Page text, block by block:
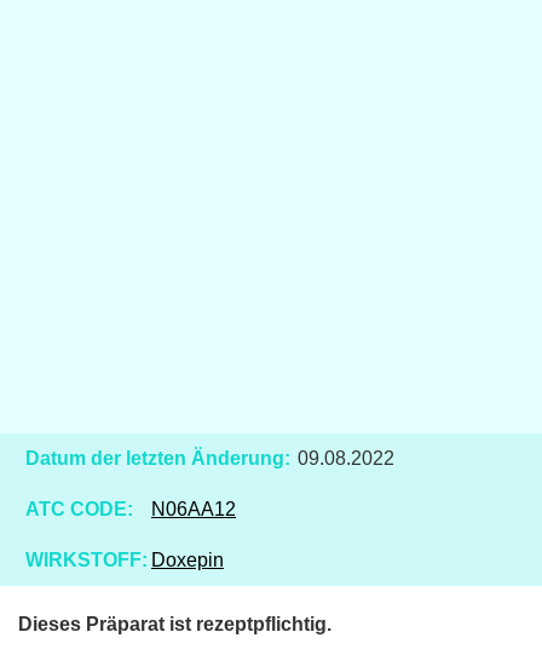
Datum der letzten Änderung: 09.08.2022
ATC CODE: N06AA12
WIRKSTOFF: Doxepin
Dieses Präparat ist rezeptpflichtig.